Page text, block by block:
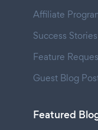
Affiliate
Success Stories
Feature
Guest Blog
Featured